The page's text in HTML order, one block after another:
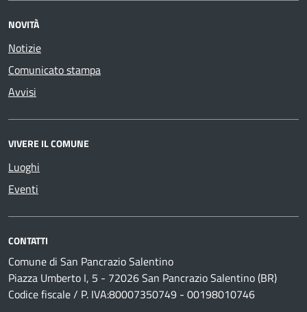
NOVITÀ
Notizie
Comunicato stampa
Avvisi
VIVERE IL COMUNE
Luoghi
Eventi
CONTATTI
Comune di San Pancrazio Salentino
Piazza Umberto I, 5 - 72026 San Pancrazio Salentino (BR)
Codice fiscale / P. IVA:80007350749 - 00198010746